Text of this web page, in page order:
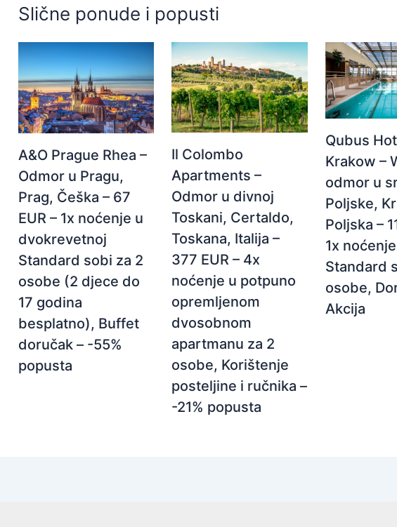
Slične ponude i popusti
A&O Prague Rhea –
Odmor u Pragu,
Prag, Češka – 67
EUR – 1x noćenje u
dvokrevetnoj
Standard sobi za 2
osobe (2 djece do
17 godina
besplatno), Buffet
doručak – -55%
popusta
Il Colombo
Apartments –
Odmor u divnoj
Toskani, Certaldo,
Toskana, Italija –
377 EUR – 4x
noćenje u potpuno
opremljenom
dvosobnom
apartmanu za 2
osobe, Korištenje
posteljine i ručnika –
-21% popusta
Qubus
Krakow –
odmor u
Poljske,
Poljska –
1x
Standard
osobe,
Akcija